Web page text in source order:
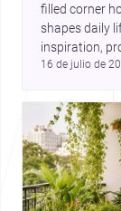
filled corner
shapes daily
inspiration,
16 de julio de